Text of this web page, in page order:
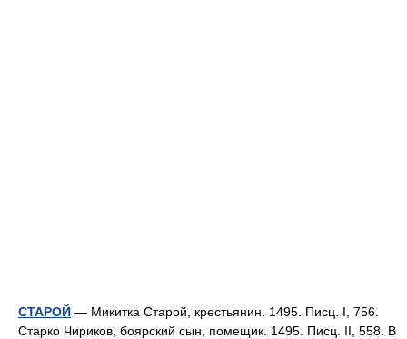
СТАРОЙ — Микитка Старой, крестьянин. 1495. Писц. I, 756.
Старко Чириков, боярский сын, помещик. 1495. Писц. II, 558. В